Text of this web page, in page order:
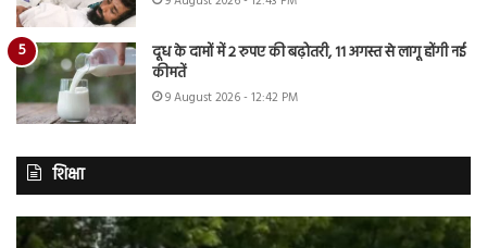
दूध के दामों में 2 रुपए की बढ़ोतरी, 11 अगस्त से लागू होंगी नई
कीमतें
9 August 2026 - 12:42 PM
शिक्षा